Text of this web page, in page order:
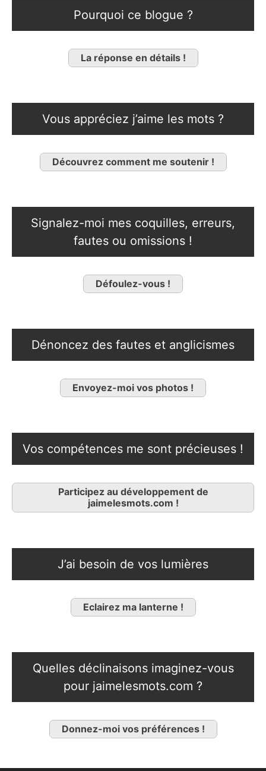
Pourquoi ce blogue ?
La réponse en détails !
Vous appréciez j’aime les mots ?
Découvrez comment me soutenir !
Signalez-moi mes coquilles, erreurs,
fautes ou omissions !
Défoulez-vous !
Dénoncez des fautes et anglicismes
Envoyez-moi vos photos !
Vos compétences me sont précieuses !
Participez au développement de
jaimelesmots.com !
J’ai besoin de vos lumières
Eclairez ma lanterne !
Quelles déclinaisons imaginez-vous
pour jaimelesmots.com ?
Donnez-moi vos préférences !